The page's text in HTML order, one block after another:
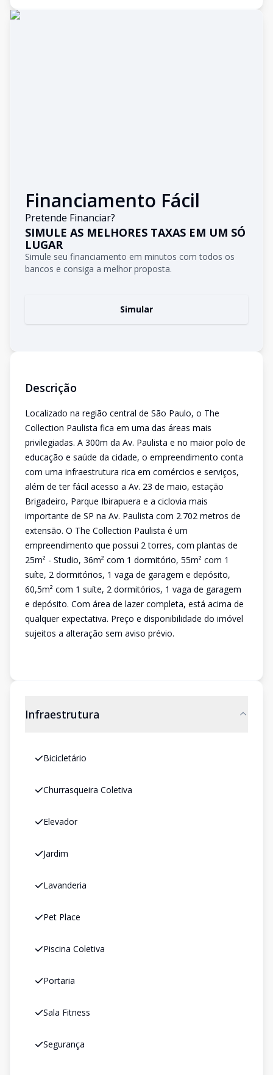
Financiamento Fácil
Pretende Financiar?
SIMULE AS MELHORES TAXAS EM UM SÓ
LUGAR
Simule seu financiamento em minutos com todos os
bancos e consiga a melhor proposta.
Simular
Descrição
Localizado na região central de São Paulo, o The
Collection Paulista fica em uma das áreas mais
privilegiadas. A 300m da Av. Paulista e no maior polo de
educação e saúde da cidade, o empreendimento conta
com uma infraestrutura rica em comércios e serviços,
além de ter fácil acesso a Av. 23 de maio, estação
Brigadeiro, Parque Ibirapuera e a ciclovia mais
importante de SP na Av. Paulista com 2.702 metros de
extensão. O The Collection Paulista é um
empreendimento que possui 2 torres, com plantas de
25m² - Studio, 36m² com 1 dormitório, 55m² com 1
suíte, 2 dormitórios, 1 vaga de garagem e depósito,
60,5m² com 1 suíte, 2 dormitórios, 1 vaga de garagem
e depósito. Com área de lazer completa, está acima de
qualquer expectativa. Preço e disponibilidade do imóvel
sujeitos a alteração sem aviso prévio.
Infraestrutura
Bicicletário
Churrasqueira Coletiva
Elevador
Jardim
Lavanderia
Pet Place
Piscina Coletiva
Portaria
Sala Fitness
Segurança